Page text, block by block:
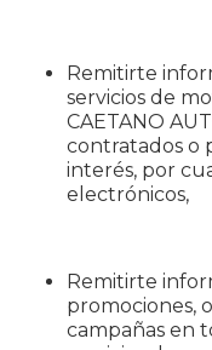
Remitirte
servicios de
CAETANO
contratados o
interés, por
electrónicos,
Remitirte
promociones,
campañas en